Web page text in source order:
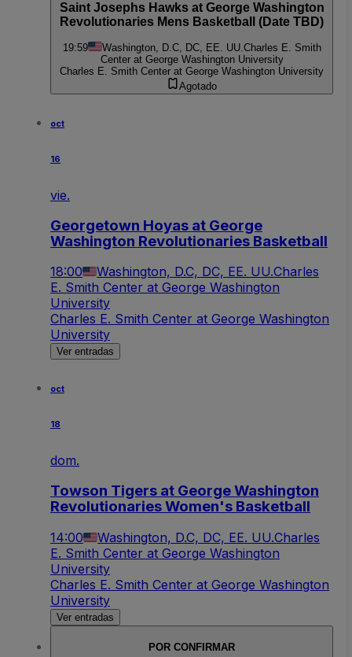
Saint Josephs Hawks at George Washington
Revolutionaries Mens Basketball (Date TBD)
19:59 Washington, D.C, DC, EE. UU. Charles E. Smith
Center at George Washington University
Charles E. Smith Center at George Washington University
Agotado
oct
16
vie.
Georgetown Hoyas at George
Washington Revolutionaries Basketball
18:00 Washington, D.C, DC, EE. UU.Charles
E. Smith Center at George Washington
University
Charles E. Smith Center at George Washington
University
Ver entradas
oct
18
dom.
Towson Tigers at George Washington
Revolutionaries Women's Basketball
14:00 Washington, D.C, DC, EE. UU.Charles
E. Smith Center at George Washington
University
Charles E. Smith Center at George Washington
University
Ver entradas
POR CONFIRMAR